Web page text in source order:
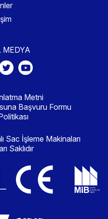
MEDYA
Metni
Başvuru Formu
Sac İşleme Makinaları
Saklıdır